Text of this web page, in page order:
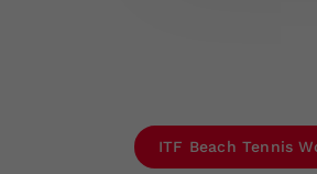
ITF Beach Tennis